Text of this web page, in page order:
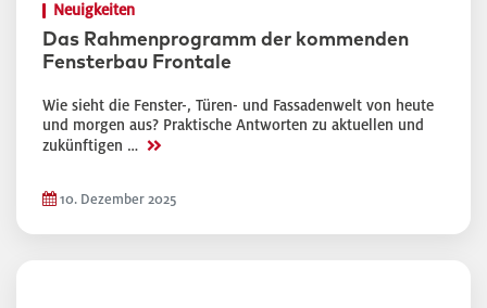
Neuigkeiten
Das Rahmenprogramm der kommenden
Fensterbau Frontale
Wie sieht die Fenster-, Türen- und Fassadenwelt von heute
und morgen aus? Praktische Antworten zu aktuellen und
zukünftigen … >>
10. Dezember 2025